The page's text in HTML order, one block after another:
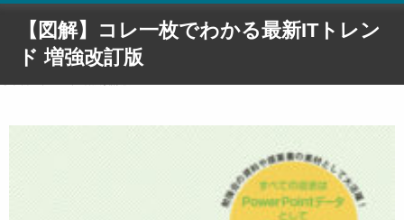
【図解】コレ一枚でわかる最新ITトレン
ド 増強改訂版
» 【図解】コレ一枚でわかる最新ITトレンド 増強改訂版